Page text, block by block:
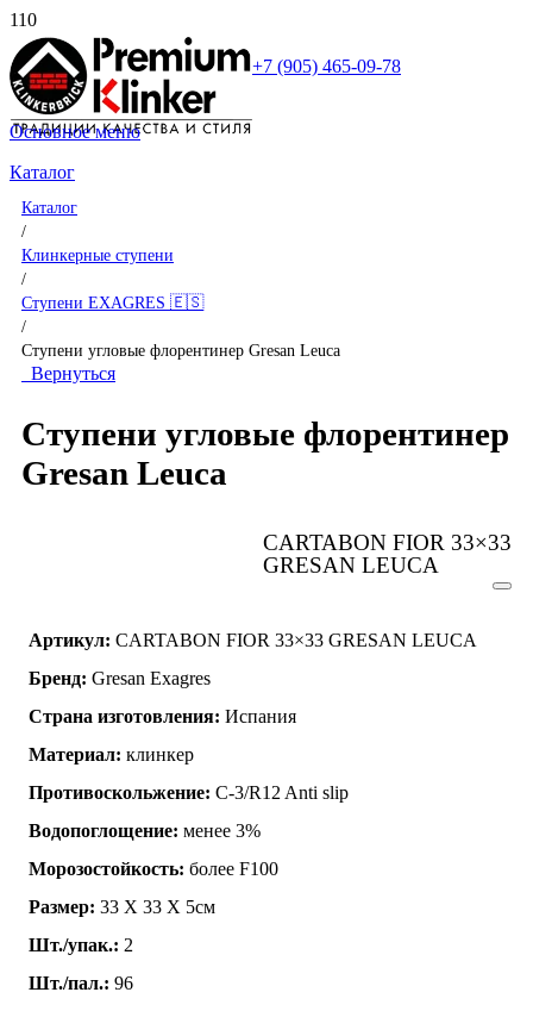
+7 (905) 465-09-78
Основное меню
Каталог
Каталог
/
Клинкерные ступени
/
Ступени EXAGRES 🇪🇸
/
Ступени угловые флорентинер Gresan Leuca
Вернуться
Ступени угловые флорентинер
Gresan Leuca
CARTABON FIOR 33×33
GRESAN LEUCA
Артикул: CARTABON FIOR 33×33 GRESAN LEUCA
Бренд: Gresan Exagres
Страна изготовления: Испания
Материал: клинкер
Противоскольжение: C-3/R12 Anti slip
Водопоглощение: менее 3%
Морозостойкость: более F100
Размер: 33 Х 33 Х 5см
Шт./упак.: 2
Шт./пал.: 96